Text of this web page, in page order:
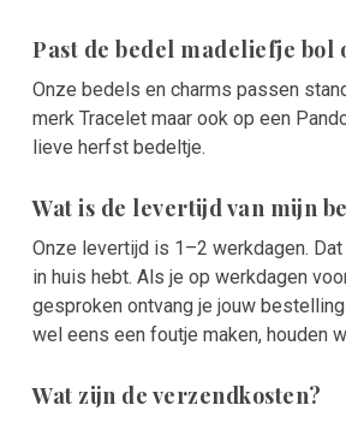
Past de bedel madeliefje bol
Onze bedels en charms passen
merk Tracelet maar ook op een
lieve herfst bedeltje.
Wat is de levertijd van mijn
Onze levertijd is 1–2 werkdagen.
in huis hebt. Als je op werkdagen
gesproken ontvang je jouw
wel eens een foutje maken, houden
Wat zijn de verzendkosten?